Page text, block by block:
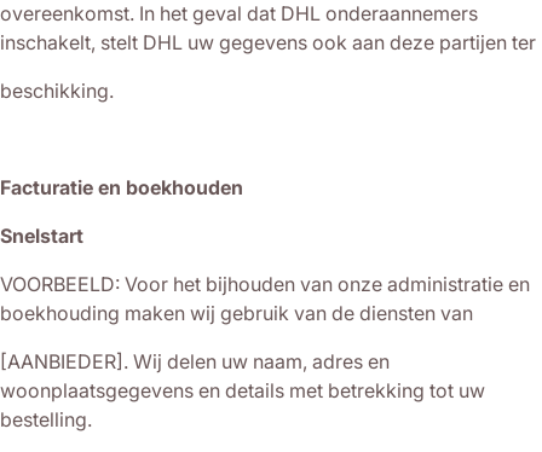
overeenkomst. In het geval dat DHL onderaannemers
inschakelt, stelt DHL uw gegevens ook aan deze partijen ter
beschikking.
Facturatie en boekhouden
Snelstart
VOORBEELD: Voor het bijhouden van onze administratie en
boekhouding maken wij gebruik van de diensten van
[AANBIEDER]. Wij delen uw naam, adres en
woonplaatsgegevens en details met betrekking tot uw
bestelling.